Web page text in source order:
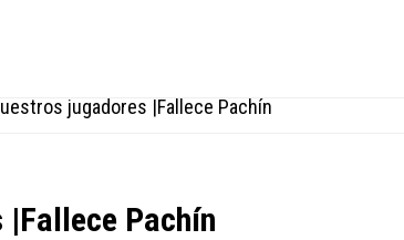
jugadores |Fallece Pachín
Pachín